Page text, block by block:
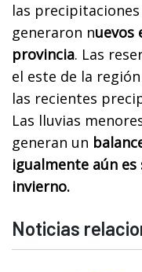
las precipitaciones
generaron nuevos
provincia. Las
el este de la
las recientes
Las lluvias
generan un
igualmente aún
invierno.
Noticias